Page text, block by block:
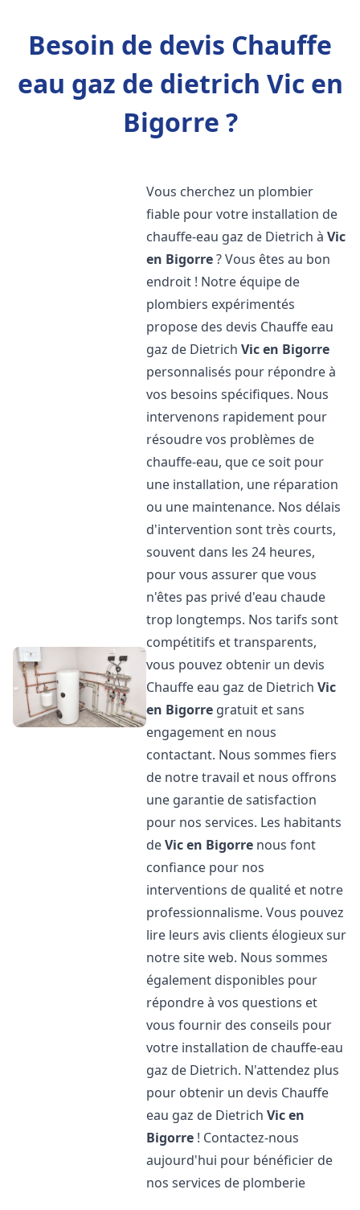
Besoin de devis Chauffe
eau gaz de dietrich Vic en
Bigorre ?
Vous cherchez un plombier
fiable pour votre installation de
chauffe-eau gaz de Dietrich àVic
en Bigorre? Vous êtes au bon
endroit ! Notre équipe de
plombiers expérimentés
propose des devis Chauffe eau
gaz de DietrichVic en Bigorre
personnalisés pour répondre à
vos besoins spécifiques. Nous
intervenons rapidement pour
résoudre vos problèmes de
chauffe-eau, que ce soit pour
une installation, une réparation
ou une maintenance. Nos délais
d'intervention sont très courts,
souvent dans les 24 heures,
pour vous assurer que vous
n'êtes pas privé d'eau chaude
trop longtemps. Nos tarifs sont
compétitifs et transparents,
vous pouvez obtenir un devis
Chauffe eau gaz de DietrichVic
en Bigorre gratuit et sans
engagement en nous
contactant. Nous sommes fiers
de notre travail et nous offrons
une garantie de satisfaction
pour nos services. Les habitants
deVic en Bigorre nous font
confiance pour nos
interventions de qualité et notre
professionnalisme. Vous pouvez
lire leurs avis clients élogieux sur
notre site web. Nous sommes
également disponibles pour
répondre à vos questions et
vous fournir des conseils pour
votre installation de chauffe-eau
gaz de Dietrich. N'attendez plus
pour obtenir un devis Chauffe
eau gaz de DietrichVic en
Bigorre ! Contactez-nous
aujourd'hui pour bénéficier de
nos services de plomberie